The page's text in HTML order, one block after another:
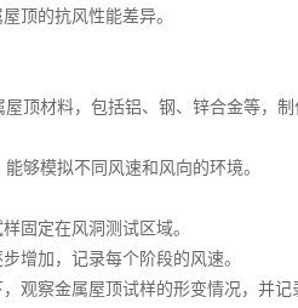
顶的抗风性能差异。
顶材料，包括铝、钢、锌合金等，制
够模拟不同风速和风向的环境。
固定在风洞测试区域。
增加，记录每个阶段的风速。
观察金属屋顶试样的形变情况，并记